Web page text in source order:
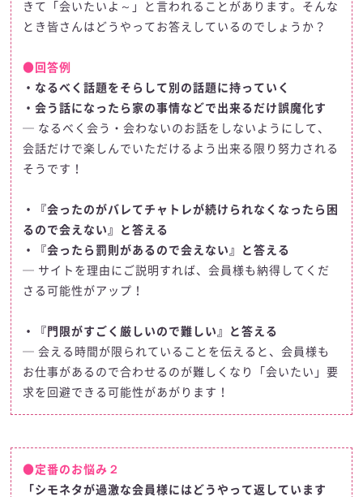
きて「会いたいよ～」と言われることがあります。そんな
とき皆さんはどうやってお答えしているのでしょうか？
●回答例
・なるべく話題をそらして別の話題に持っていく
・会う話になったら家の事情などで出来るだけ誤魔化す
─ なるべく会う・会わないのお話をしないようにして、
会話だけで楽しんでいただけるよう出来る限り努力される
そうです！
・『会ったのがバレてチャトレが続けられなくなったら困
るので会えない』と答える
・『会ったら罰則があるので会えない』と答える
─ サイトを理由にご説明すれば、会員様も納得してくだ
さる可能性がアップ！
・『門限がすごく厳しいので難しい』と答える
─ 会える時間が限られていることを伝えると、会員様も
お仕事があるので合わせるのが難しくなり「会いたい」要
求を回避できる可能性があがります！
●定番のお悩み２
「シモネタが過激な会員様にはどうやって返しています